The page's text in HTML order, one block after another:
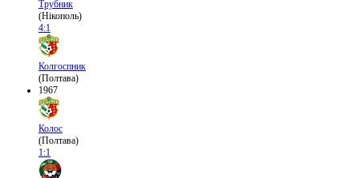
Трубник
(Нікополь)
4:1
Колгоспник
(Полтава)
1967
Колос
(Полтава)
1:1